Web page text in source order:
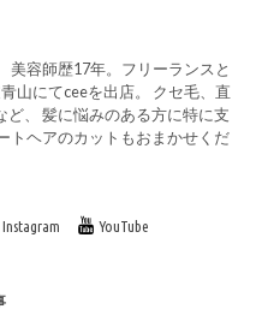
美容師歴17年。フリーランスと
山にてceeを出店。 クセ毛、直
、 髪に悩みのある方に特に支
トヘアのカットもおまかせくだ
Instagram YouTube